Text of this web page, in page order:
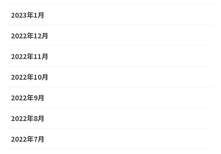
2023年1月
2022年12月
2022年11月
2022年10月
2022年9月
2022年8月
2022年7月